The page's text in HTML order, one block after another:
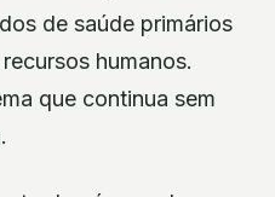
de saúde primários
humanos.
que continua sem